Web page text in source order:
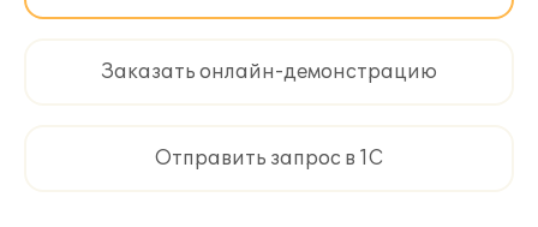
Заказать онлайн-демонстрацию
Отправить запрос в 1С